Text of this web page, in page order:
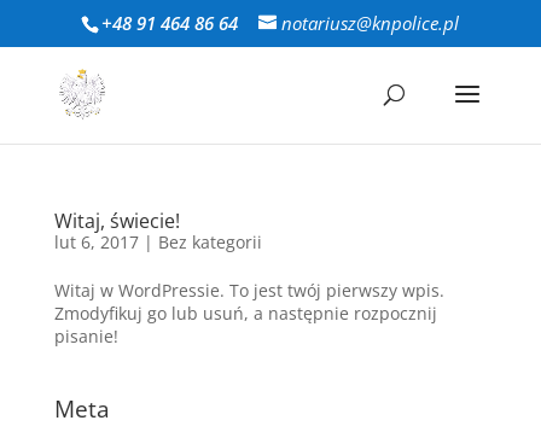
+48 91 464 86 64 notariusz@knpolice.pl
Witaj, świecie!
lut 6, 2017| Bez kategorii
Witaj w WordPressie. To jest twój pierwszy wpis.
Zmodyfikuj go lub usuń, a następnie rozpocznij
pisanie!
Meta